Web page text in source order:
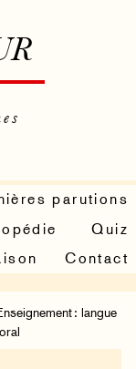
parutions
Quiz
Contact
: langue